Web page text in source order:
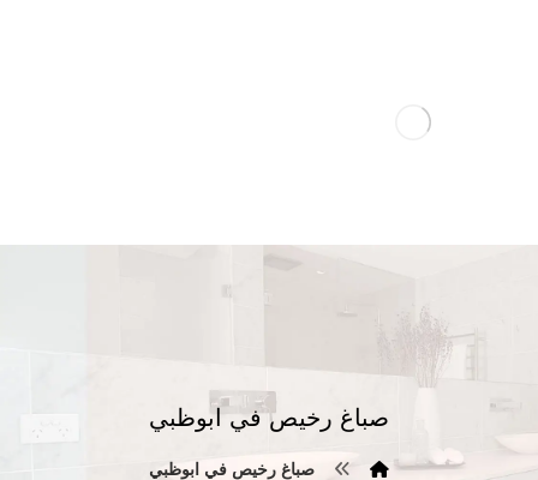
صباغ رخيص في ابوظبي
صباغ رخيص في ابوظبي